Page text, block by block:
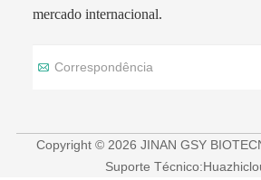
mercado internacional.
Copyright © 2026 JINAN GSY
Suporte